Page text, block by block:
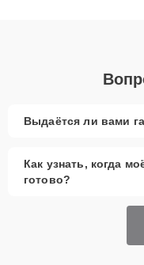
Выдаётся ли вами
Как узнать, когда
готово?